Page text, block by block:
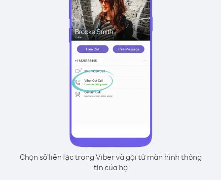
Chọn số liên lạc trong Viber và gọi từ màn hình thông
tin của họ